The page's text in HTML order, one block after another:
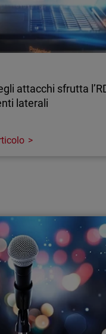
attacchi sfrutta
laterali
i movimenti
e come individuarli